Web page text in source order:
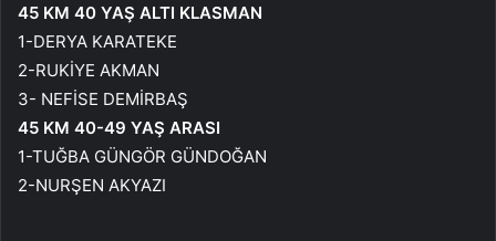
45 KM 40 YAŞ ALTI KLASMAN
1-DERYA KARATEKE
2-RUKİYE AKMAN
3- NEFİSE DEMİRBAŞ
45 KM 40-49 YAŞ ARASI
1-TUĞBA GÜNGÖR GÜNDOĞAN
2-NURŞEN AKYAZI